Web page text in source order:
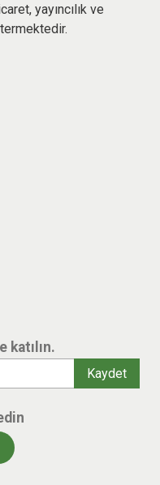
yayıncılık ve
katılın.